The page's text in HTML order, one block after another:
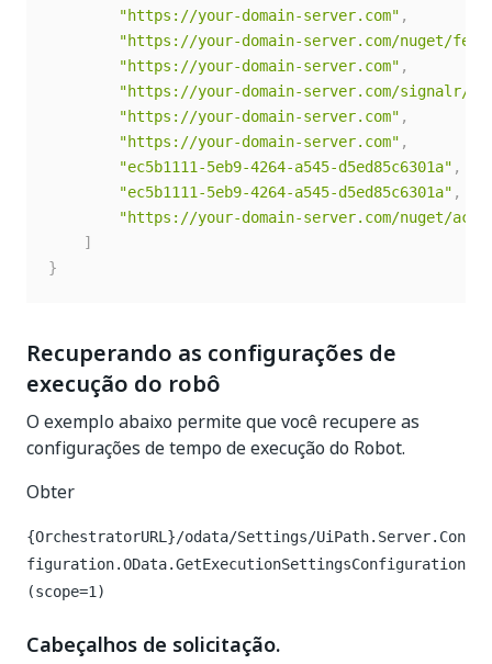
"https://your-domain-server.com" ,
"https://your-domain-server.com/nuget/
"https://your-domain-server.com" ,
"https://your-domain-server.com/signalr/
"https://your-domain-server.com" ,
"https://your-domain-server.com" ,
"ec5b1111-5eb9-4264-a545-d5ed85c6301a" ,
"ec5b1111-5eb9-4264-a545-d5ed85c6301a" ,
"https://your-domain-server.com/nuget/
]
}
Recuperando as configurações de
execução do robô
O exemplo abaixo permite que você recupere as
configurações de tempo de execução do Robot.
Obter
{OrchestratorURL}/odata/Settings/UiPath.Server.Con
figuration.OData.GetExecutionSettingsConfiguration
(scope=1)
Cabeçalhos de solicitação.